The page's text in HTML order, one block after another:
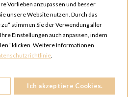
Vorlieben anzupassen und besser
unsere Website nutzen. Durch das
stimmen Sie der Verwendung aller
Einstellungen auch anpassen, indem
klicken. Weitere Informationen
.
Ich akzeptiere Cookies.